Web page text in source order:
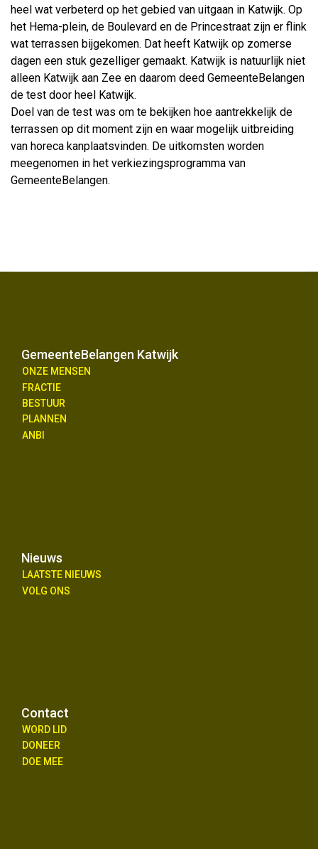
heel wat verbeterd op het gebied van uitgaan in Katwijk. Op
het Hema-plein, de Boulevard en de Princestraat zijn er flink
wat terrassen bijgekomen. Dat heeft Katwijk op zomerse
dagen een stuk gezelliger gemaakt. Katwijk is natuurlijk niet
alleen Katwijk aan Zee en daarom deed GemeenteBelangen
de test door heel Katwijk.
Doel van de test was om te bekijken hoe aantrekkelijk de
terrassen op dit moment zijn en waar mogelijk uitbreiding
van horeca kanplaatsvinden. De uitkomsten worden
meegenomen in het verkiezingsprogramma van
GemeenteBelangen.
GemeenteBelangen Katwijk
ONZE MENSEN
FRACTIE
BESTUUR
PLANNEN
ANBI
Nieuws
LAATSTE NIEUWS
VOLG ONS
Contact
WORD LID
DONEER
DOE MEE